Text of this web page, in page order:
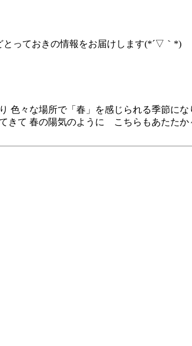
とっておきの情報をお届けします(*´▽｀*)
色々な場所で「春」を感じられる季節に
て 春の陽気のように こちらもあたたか